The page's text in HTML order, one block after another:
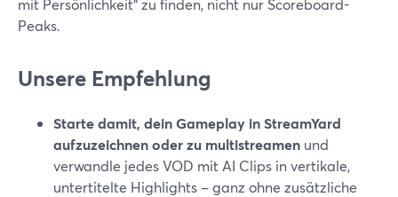
mit Persönlichkeit“ zu finden, nicht nur Scoreboard-
Peaks.
Unsere Empfehlung
Starte damit, dein Gameplay in StreamYard
aufzuzeichnen oder zu multistreamen und
verwandle jedes VOD mit AI Clips in vertikale,
untertitelte Highlights – ganz ohne zusätzliche